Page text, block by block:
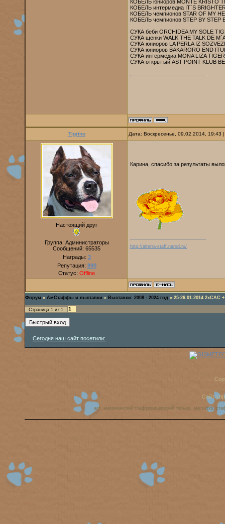
КОБЕЛЬ юниоров MONTE KRISTO
КОБЕЛЬ интермедиа IT`S
КОБЕЛЬ чемпионов STAR OF MY
КОБЕЛЬ чемпионов STEP BY STEP
СУКА беби ORCHIDEA MY SOLE
СУКА щенки WALK THE TALK DE
СУКА юниоров LA PERLA IZ
СУКА юниоров BAKARORO END
СУКА интермедиа MONA LIZA
СУКА открытый AST POINT KLUB
Tigrino Дата: Воскресенье, 09.02.2014,
Настоящий друг
Группа: Администраторы
Сообщений: 65535
Награды: 3
Репутация: 890
Статус: Offline
Карина, спасибо за результаты
http://alterra-staff.narod.ru/
Форум » АмСтаффы и выставки » Выставки: 2008 - 2024 год » 25-26.01.2014 2хСАС
Страница 1 из 1 1
Сегодня наш сайт посетили:
Сайт
аст, американский стаффордширский терьер, амстафф,